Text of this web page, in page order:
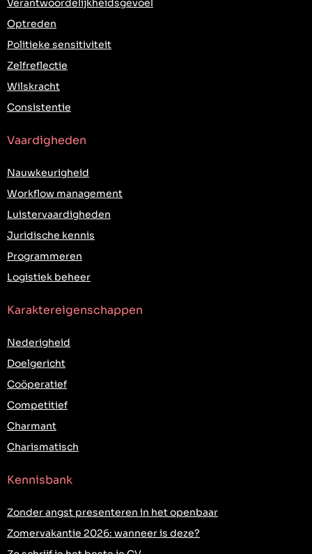
Verantwoordelijkheidsgevoel
Optreden
Politieke sensitiviteit
Zelfreflectie
Wilskracht
Consistentie
Vaardigheden
Nauwkeurigheid
Workflow management
Luistervaardigheden
Juridische kennis
Programmeren
Logistiek beheer
Karaktereigenschappen
Nederigheid
Doelgericht
Coöperatief
Competitief
Charmant
Charismatisch
Kennisbank
Zonder angst presenteren in het openbaar
Zomervakantie 2026: wanneer is deze?